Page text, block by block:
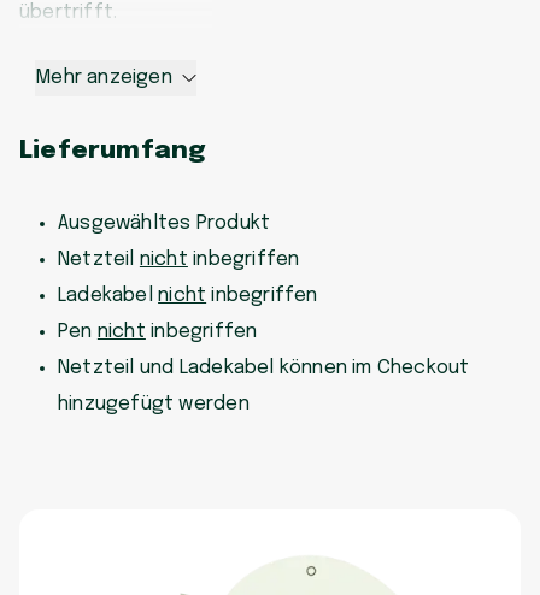
übertrifft.
Mehr anzeigen
Lieferumfang
Ausgewähltes Produkt
Netzteil nicht inbegriffen
Ladekabelnicht inbegriffen
Pen nicht inbegriffen
Netzteil und Ladekabel können im Checkout
hinzugefügt werden